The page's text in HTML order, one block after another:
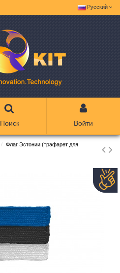
Русский
Поиск Войти
Флаг Эстонии (трафарет для